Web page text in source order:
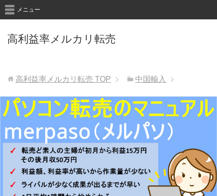
高利益率メルカリ転売
メニュー
高利益率メルカリ転売 TOP 中国輸入